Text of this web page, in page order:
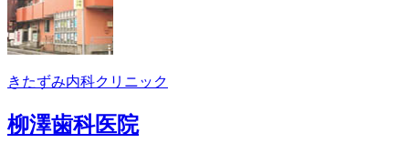
きたずみ内科クリニック
柳澤歯科医院